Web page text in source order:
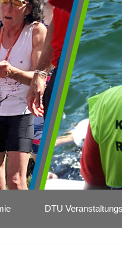
DTU